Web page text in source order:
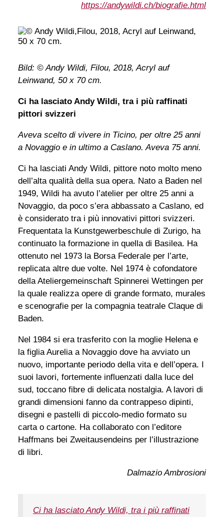
https://andywildi.ch/biografie.html
Bild: © Andy Wildi, Filou, 2018, Acryl auf
Leinwand, 50 x 70 cm.
Ci ha lasciato Andy Wildi, tra i più raffinati
pittori svizzeri
Aveva scelto di vivere in Ticino, per oltre 25 anni
a Novaggio e in ultimo a Caslano. Aveva 75 anni.
Ci ha lasciati Andy Wildi, pittore noto molto meno
dell’alta qualità della sua opera. Nato a Baden nel
1949, Wildi ha avuto l’atelier per oltre 25 anni a
Novaggio, da poco s’era abbassato a Caslano, ed
è considerato tra i più innovativi pittori svizzeri.
Frequentata la Kunstgewerbeschule di Zurigo, ha
continuato la formazione in quella di Basilea. Ha
ottenuto nel 1973 la Borsa Federale per l’arte,
replicata altre due volte. Nel 1974 è cofondatore
della Ateliergemeinschaft Spinnerei Wettingen per
la quale realizza opere di grande formato, murales
e scenografie per la compagnia teatrale Claque di
Baden.
Nel 1984 si era trasferito con la moglie Helena e
la figlia Aurelia a Novaggio dove ha avviato un
nuovo, importante periodo della vita e dell’opera. I
suoi lavori, fortemente influenzati dalla luce del
sud, toccano fibre di delicata nostalgia. A lavori di
grandi dimensioni fanno da contrappeso dipinti,
disegni e pastelli di piccolo-medio formato su
carta o cartone. Ha collaborato con l’editore
Haffmans bei Zweitausendeins per l’illustrazione
di libri.
Dalmazio Ambrosioni
Ci ha lasciato Andy Wildi, tra i più raffinati